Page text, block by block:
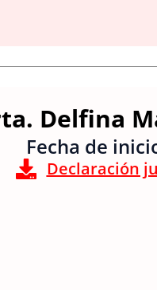
Delfina
Fecha de
Declaración